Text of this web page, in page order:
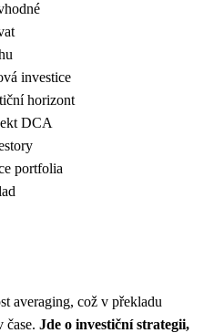
investice
horizont
DCA
portfolia
averaging, což v překladu
čase. Jde o investiční strategii,